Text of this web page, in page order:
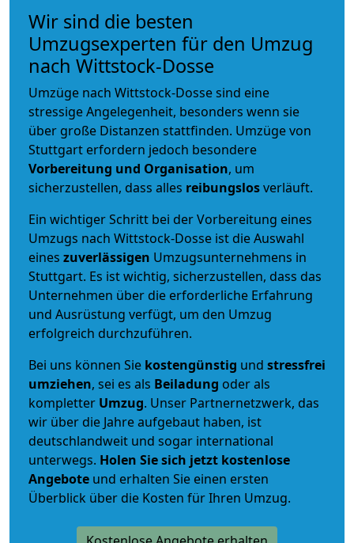
Wir sind die besten
Umzugsexperten für den Umzug
nach Wittstock-Dosse
Umzüge nach Wittstock-Dosse sind eine
stressige Angelegenheit, besonders wenn sie
über große Distanzen stattfinden. Umzüge von
Stuttgart erfordern jedoch besondere
Vorbereitung und Organisation, um
sicherzustellen, dass alles reibungslosverläuft.
Ein wichtiger Schritt bei der Vorbereitung eines
Umzugs nach Wittstock-Dosse ist die Auswahl
eines zuverlässigen Umzugsunternehmens in
Stuttgart. Es ist wichtig, sicherzustellen, dass das
Unternehmen über die erforderliche Erfahrung
und Ausrüstung verfügt, um den Umzug
erfolgreich durchzuführen.
Bei uns können Sie kostengünstig und stressfrei
umziehen, sei es als Beiladung oder als
kompletter Umzug. Unser Partnernetzwerk, das
wir über die Jahre aufgebaut haben, ist
deutschlandweit und sogar international
unterwegs. Holen Sie sich jetzt kostenlose
Angebote und erhalten Sie einen ersten
Überblick über die Kosten für Ihren Umzug.